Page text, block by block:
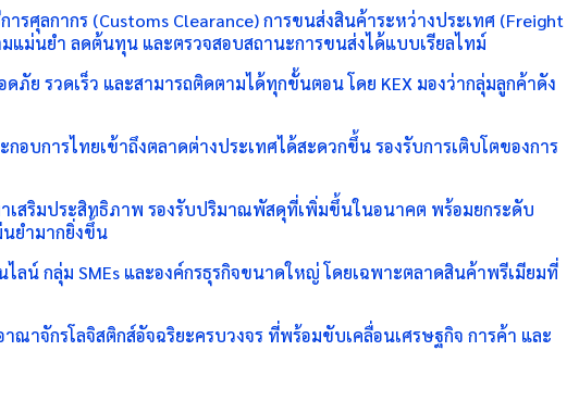
ศุลกากร (Customs Clearance) การขนส่งสินค้าระหว่างประเทศ (Freight
แม่นยำ ลดต้นทุน และตรวจสอบสถานะการขนส่งได้แบบเรียลไทม์
ย รวดเร็ว และสามารถติดตามได้ทุกขั้นตอน โดย KEX มองว่ากลุ่มลูกค้าดัง
อบการไทยเข้าถึงตลาดต่างประเทศได้สะดวกขึ้น รองรับการเติบโตของการ
สริมประสิทธิภาพ รองรับปริมาณพัสดุที่เพิ่มขึ้นในอนาคต พร้อมยกระดับ
นยำมากยิ่งขึ้น
ลน์ กลุ่ม SMEs และองค์กรธุรกิจขนาดใหญ่ โดยเฉพาะตลาดสินค้าพรีเมียมที่
ณาจักรโลจิสติกส์อัจฉริยะครบวงจร ที่พร้อมขับเคลื่อนเศรษฐกิจ การค้า และ